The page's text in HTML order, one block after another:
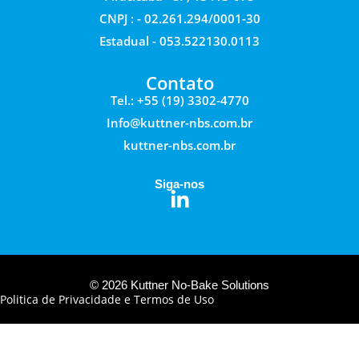
CNPJ : - 02.261.294/0001-30
Estadual - 053.522130.0113
Contato
Tel.: +55 (19) 3302-4770
Info@kuttner-nbs.com.br
kuttner-nbs.com.br
Siga-nos
© 2026 Kuttner No-Bake Solutions
Politica de Privacidade e Termos de Uso